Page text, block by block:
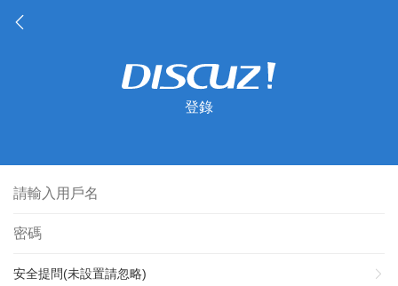
登錄
安全提問(未設置請忽略)